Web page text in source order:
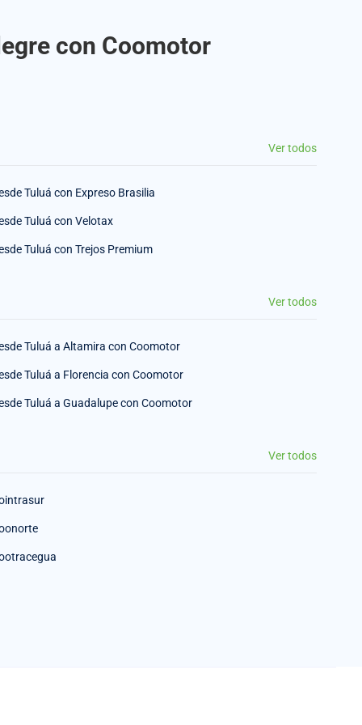
con Coomotor
Ver todos
Tuluá con Expreso Brasilia
Tuluá con Velotax
Tuluá con Trejos Premium
Ver todos
Tuluá a Altamira con Coomotor
Tuluá a Florencia con Coomotor
Tuluá a Guadalupe con Coomotor
Ver todos